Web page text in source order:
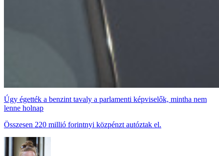
Úgy égették a benzint tavaly a parlamenti képviselők, mintha nem
lenne holnap
Összesen 220 millió forintnyi közpénzt autóztak el.